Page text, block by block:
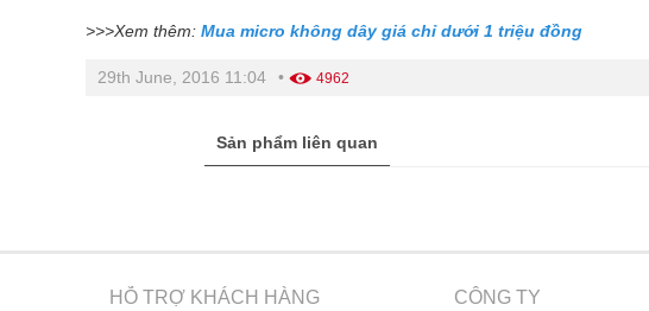
>>>Xem thêm: Mua micro không dây giá chỉ dưới 1 triệu đồng
29th June, 2016 11:04 • 4962
Sản phẩm liên quan
HỖ TRỢ KHÁCH HÀNG CÔNG TY